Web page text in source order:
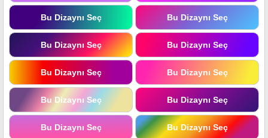
Bu Dizaynı Seç Bu Dizaynı Seç
Bu Dizaynı Seç Bu Dizaynı Seç
Bu Dizaynı Seç Bu Dizaynı Seç
Bu Dizaynı Seç Bu Dizaynı Seç
Bu Dizaynı Seç Bu Dizaynı Seç